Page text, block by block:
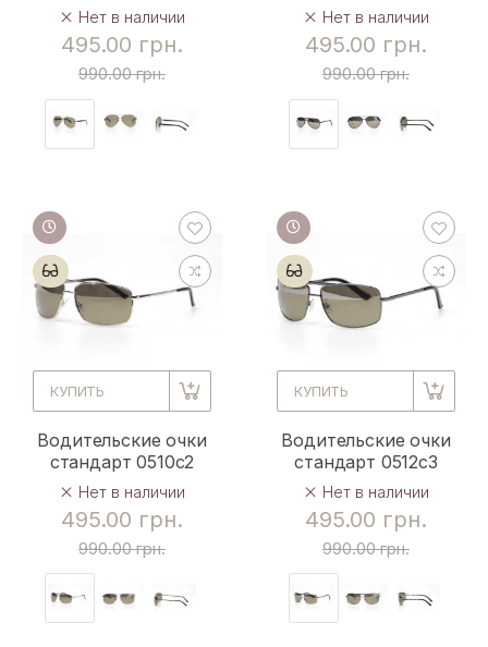
Нет в наличии
495.00 грн.
990.00 грн.
Нет в наличии
495.00 грн.
990.00 грн.
КУПИТЬ
Водительские очки
стандарт 0510c2
Нет в наличии
495.00 грн.
990.00 грн.
КУПИТЬ
Водительские очки
стандарт 0512c3
Нет в наличии
495.00 грн.
990.00 грн.